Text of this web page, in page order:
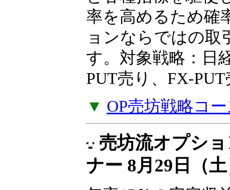
率を高めるため確
ョンならではの取
す。対象戦略：日
PUT売り、FX-
▼ OP売坊戦略コ
売坊流オプシ
ナー 8月29日（